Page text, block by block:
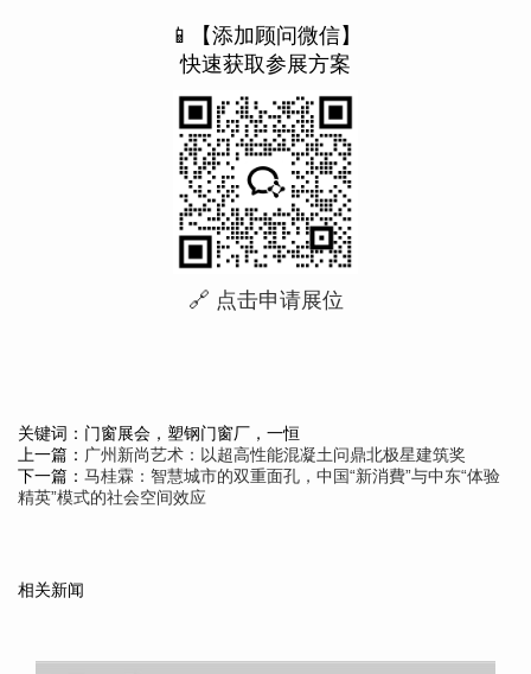
📱【添加顾问微信】
快速获取参展方案
🔗 点击申请展位
关键词：门窗展会，塑钢门窗厂，一恒
上一篇： 广州新尚艺术：以超高性能混凝土问鼎北极星建筑奖
下一篇： 马桂霖：智慧城市的双重面孔，中国“新消費”与中东“体验
精英”模式的社会空间效应
相关新闻